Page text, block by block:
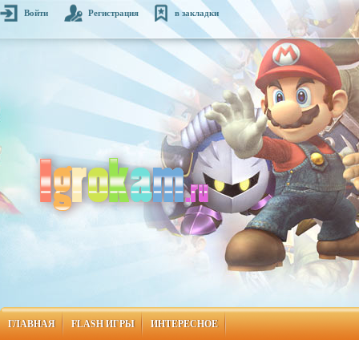
Войти Регистрация в закладки
ГЛАВНАЯ FLASH ИГРЫ ИНТЕРЕСНОЕ